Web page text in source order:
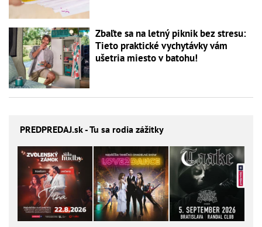
Zbaľte sa na letný piknik bez stresu:
Tieto praktické vychytávky vám
ušetria miesto v batohu!
PREDPREDAJ.sk - Tu sa rodia zážitky